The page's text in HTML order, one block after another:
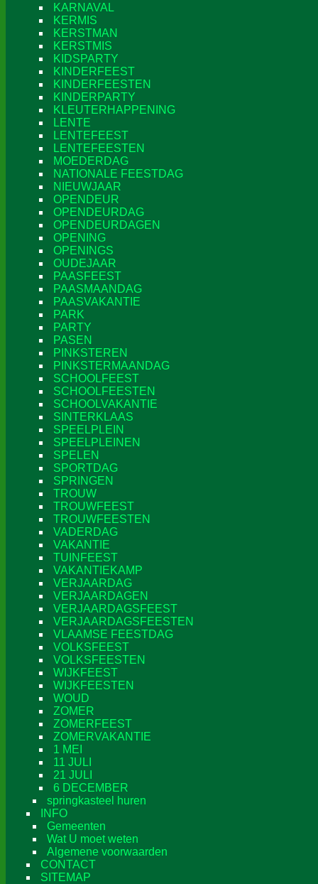
KARNAVAL
KERMIS
KERSTMAN
KERSTMIS
KIDSPARTY
KINDERFEEST
KINDERFEESTEN
KINDERPARTY
KLEUTERHAPPENING
LENTE
LENTEFEEST
LENTEFEESTEN
MOEDERDAG
NATIONALE FEESTDAG
NIEUWJAAR
OPENDEUR
OPENDEURDAG
OPENDEURDAGEN
OPENING
OPENINGS
OUDEJAAR
PAASFEEST
PAASMAANDAG
PAASVAKANTIE
PARK
PARTY
PASEN
PINKSTEREN
PINKSTERMAANDAG
SCHOOLFEEST
SCHOOLFEESTEN
SCHOOLVAKANTIE
SINTERKLAAS
SPEELPLEIN
SPEELPLEINEN
SPELEN
SPORTDAG
SPRINGEN
TROUW
TROUWFEEST
TROUWFEESTEN
VADERDAG
VAKANTIE
TUINFEEST
VAKANTIEKAMP
VERJAARDAG
VERJAARDAGEN
VERJAARDAGSFEEST
VERJAARDAGSFEESTEN
VLAAMSE FEESTDAG
VOLKSFEEST
VOLKSFEESTEN
WIJKFEEST
WIJKFEESTEN
WOUD
ZOMER
ZOMERFEEST
ZOMERVAKANTIE
1 MEI
11 JULI
21 JULI
6 DECEMBER
springkasteel huren
INFO
Gemeenten
Wat U moet weten
Algemene voorwaarden
CONTACT
SITEMAP